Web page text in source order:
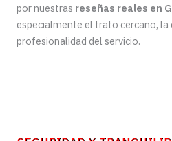
por nuestras reseñas reales en
especialmente el trato cercano, la
profesionalidad del servicio.